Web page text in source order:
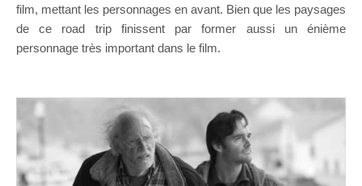
film, mettant les personnages en avant. Bien que les paysages
de ce road trip finissent par former aussi un énième
personnage très important dans le film.